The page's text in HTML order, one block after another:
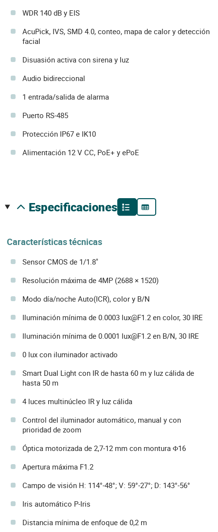
WDR 140 dB y EIS
AcuPick, IVS, SMD 4.0, conteo, mapa de calor y detección
facial
Disuasión activa con sirena y luz
Audio bidireccional
1 entrada/salida de alarma
Puerto RS-485
Protección IP67 e IK10
Alimentación 12 V CC, PoE+ y ePoE
especificaciones
Características técnicas
Sensor CMOS de 1/1.8"
Resolución máxima de 4MP (2688 × 1520)
Modo día/noche Auto(ICR), color y B/N
Iluminación mínima de 0.0003 lux@F1.2 en color, 30 IRE
Iluminación mínima de 0.0001 lux@F1.2 en B/N, 30 IRE
0 lux con iluminador activado
Smart Dual Light con IR de hasta 60 m y luz cálida de
hasta 50 m
4 luces multinúcleo IR y luz cálida
Control del iluminador automático, manual y con
prioridad de zoom
Óptica motorizada de 2,7-12 mm con montura Φ16
Apertura máxima F1.2
Campo de visión H: 114°-48°; V: 59°-27°; D: 143°-56°
Iris automático P-Iris
Distancia mínima de enfoque de 0,2 m